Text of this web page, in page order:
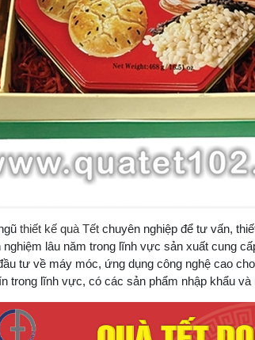
thiết kế quà Tếtchuyên nghiệp để tư vấn,
lâu năm trong lĩnh vực sản xuất cung
tư về máy móc, ứng dụng công nghệ cao
trong lĩnh vực, có các sản phẩm nhập khẩu và